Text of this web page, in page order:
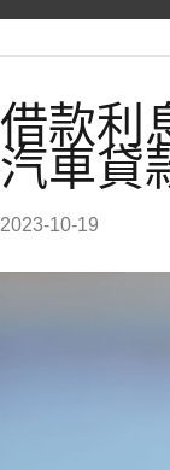
借款利
汽車貸
2023-10-19